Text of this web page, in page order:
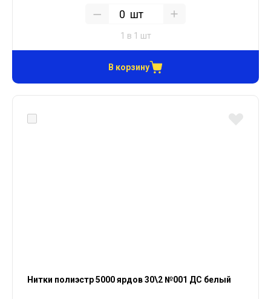
шт
1 в 1 шт
В корзину
Нитки полиэстр 5000 ярдов 30\2 №001 ДС белый